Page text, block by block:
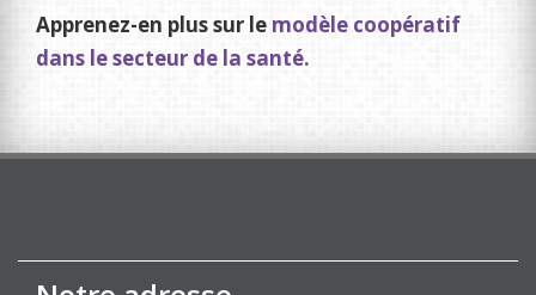
Apprenez-en plus sur le modèle coopératif
dans le secteur de la santé.